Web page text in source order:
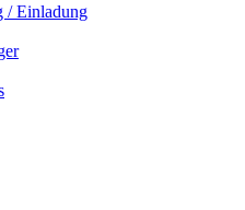
/ Einladung